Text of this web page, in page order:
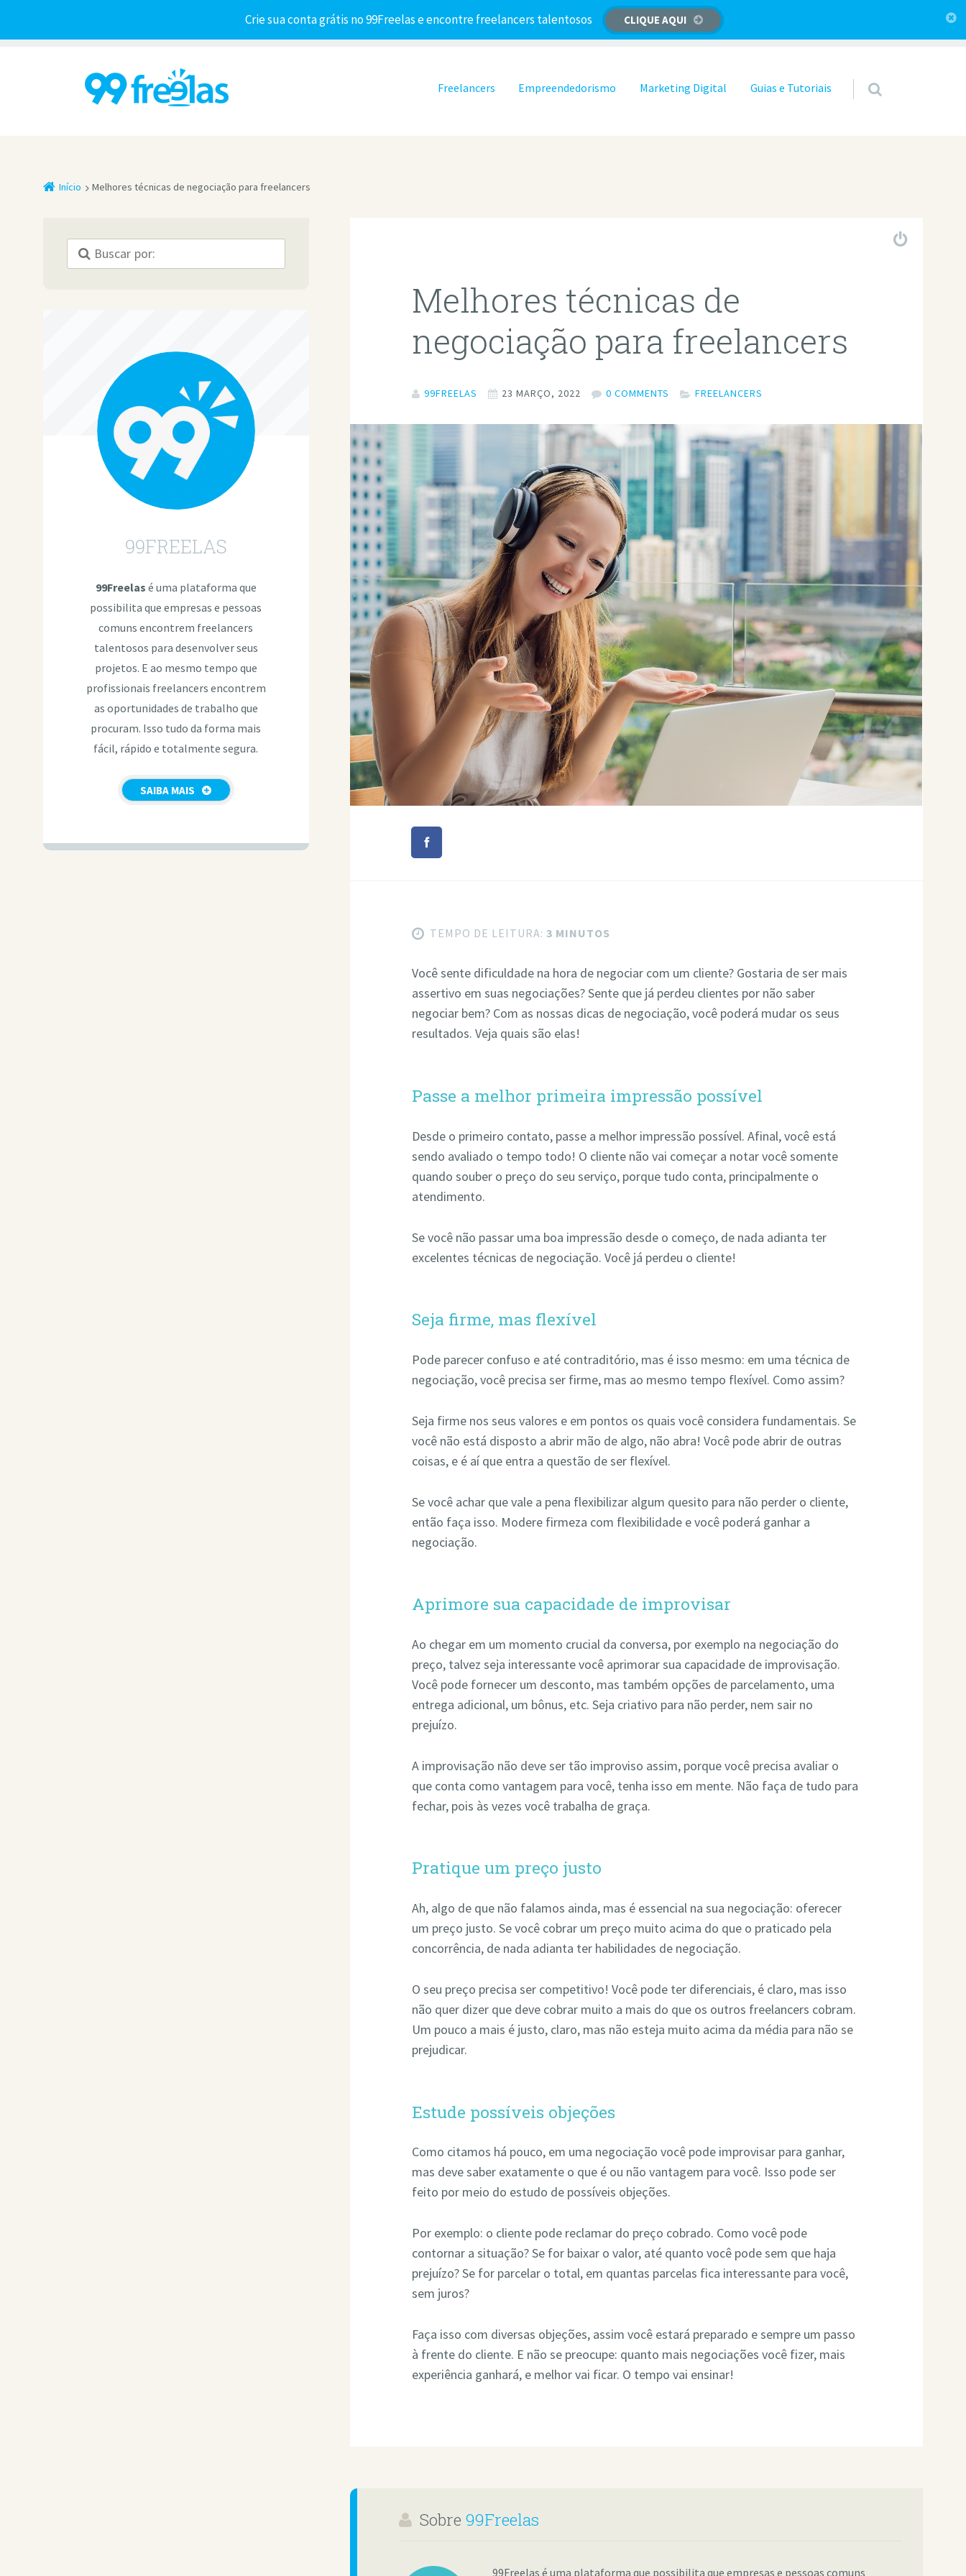
Crie sua conta grátis no 99Freelas e encontre freelancers talentosos CLIQUE AQUI
Pular para o conteúdo
Freelancers Empreendedorismo Marketing Digital Guias e Tutoriais
Início Melhores técnicas de negociação para freelancers
Melhores técnicas de
negociação para freelancers
99FREELAS 23 MARÇO, 2022 0 COMMENTS FREELANCERS
TEMPO DE LEITURA: 3 MINUTOS
Você sente dificuldade na hora de negociar com um cliente? Gostaria de ser mais
assertivo em suas negociações? Sente que já perdeu clientes por não saber
negociar bem? Com as nossas dicas de negociação, você poderá mudar os seus
resultados. Veja quais são elas!
Passe a melhor primeira impressão possível
Desde o primeiro contato, passe a melhor impressão possível. Afinal, você está
sendo avaliado o tempo todo! O cliente não vai começar a notar você somente
quando souber o preço do seu serviço, porque tudo conta, principalmente o
atendimento.
Se você não passar uma boa impressão desde o começo, de nada adianta ter
excelentes técnicas de negociação. Você já perdeu o cliente!
Seja firme, mas flexível
Pode parecer confuso e até contraditório, mas é isso mesmo: em uma técnica de
negociação, você precisa ser firme, mas ao mesmo tempo flexível. Como assim?
Seja firme nos seus valores e em pontos os quais você considera fundamentais. Se
você não está disposto a abrir mão de algo, não abra! Você pode abrir de outras
coisas, e é aí que entra a questão de ser flexível.
Se você achar que vale a pena flexibilizar algum quesito para não perder o cliente,
então faça isso. Modere firmeza com flexibilidade e você poderá ganhar a
negociação.
Aprimore sua capacidade de improvisar
Ao chegar em um momento crucial da conversa, por exemplo na negociação do
preço, talvez seja interessante você aprimorar sua capacidade de improvisação.
Você pode fornecer um desconto, mas também opções de parcelamento, uma
entrega adicional, um bônus, etc. Seja criativo para não perder, nem sair no
prejuízo.
A improvisação não deve ser tão improviso assim, porque você precisa avaliar o
que conta como vantagem para você, tenha isso em mente. Não faça de tudo para
fechar, pois às vezes você trabalha de graça.
Pratique um preço justo
Ah, algo de que não falamos ainda, mas é essencial na sua negociação: oferecer
um preço justo. Se você cobrar um preço muito acima do que o praticado pela
concorrência, de nada adianta ter habilidades de negociação.
O seu preço precisa ser competitivo! Você pode ter diferenciais, é claro, mas isso
não quer dizer que deve cobrar muito a mais do que os outros freelancers cobram.
Um pouco a mais é justo, claro, mas não esteja muito acima da média para não se
prejudicar.
Estude possíveis objeções
Como citamos há pouco, em uma negociação você pode improvisar para ganhar,
mas deve saber exatamente o que é ou não vantagem para você. Isso pode ser
feito por meio do estudo de possíveis objeções.
Por exemplo: o cliente pode reclamar do preço cobrado. Como você pode
contornar a situação? Se for baixar o valor, até quanto você pode sem que haja
prejuízo? Se for parcelar o total, em quantas parcelas fica interessante para você,
sem juros?
Faça isso com diversas objeções, assim você estará preparado e sempre um passo
à frente do cliente. E não se preocupe: quanto mais negociações você fizer, mais
experiência ganhará, e melhor vai ficar. O tempo vai ensinar!
Sobre 99Freelas
99Freelas é uma plataforma que possibilita que empresas e pessoas comuns
99FREELAS
99Freelas é uma plataforma que
possibilita que empresas e pessoas
comuns encontrem freelancers
talentosos para desenvolver seus
projetos. E ao mesmo tempo que
profissionais freelancers encontrem
as oportunidades de trabalho que
procuram. Isso tudo da forma mais
fácil, rápido e totalmente segura.
SAIBA MAIS